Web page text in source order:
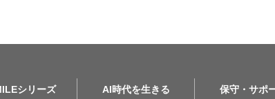
シリーズ AI時代を生きる 保守・サポ